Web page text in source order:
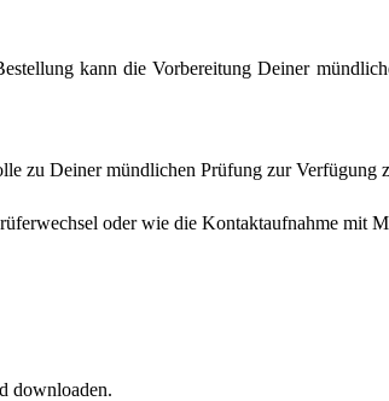
kann die Vorbereitung Deiner
zu Deiner mündlichen Prüfung zur Verfügung
oder wie die Kontaktaufnahme mit
downloaden.